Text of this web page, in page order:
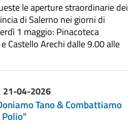
le aperture straordinarie dei
di Salerno nei giorni di
1 maggio: Pinacoteca
Castello Arechi dalle 9.00 alle
21-04-2026
Tano & Combattiamo